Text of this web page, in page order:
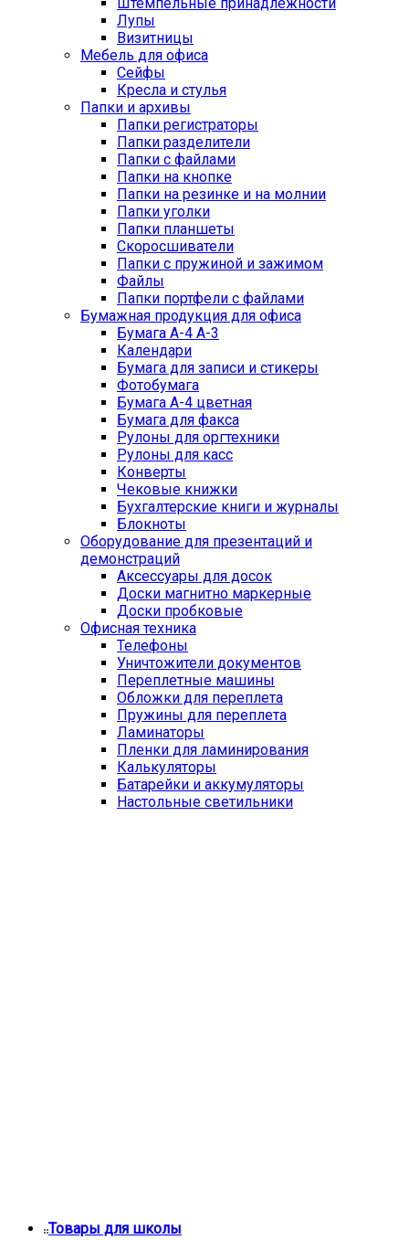
Штемпельные принадлежности
Лупы
Визитницы
Мебель для офиса
Сейфы
Кресла и стулья
Папки и архивы
Папки регистраторы
Папки разделители
Папки с файлами
Папки на кнопке
Папки на резинке и на молнии
Папки уголки
Папки планшеты
Скоросшиватели
Папки с пружиной и зажимом
Файлы
Папки портфели с файлами
Бумажная продукция для офиса
Бумага А-4 А-3
Календари
Бумага для записи и стикеры
Фотобумага
Бумага А-4 цветная
Бумага для факса
Рулоны для оргтехники
Рулоны для касс
Конверты
Чековые книжки
Бухгалтерские книги и журналы
Блокноты
Оборудование для презентаций и
демонстраций
Аксессуары для досок
Доски магнитно маркерные
Доски пробковые
Офисная техника
Телефоны
Уничтожители документов
Переплетные машины
Обложки для переплета
Пружины для переплета
Ламинаторы
Пленки для ламинирования
Калькуляторы
Батарейки и аккумуляторы
Настольные светильники
Товары для школы